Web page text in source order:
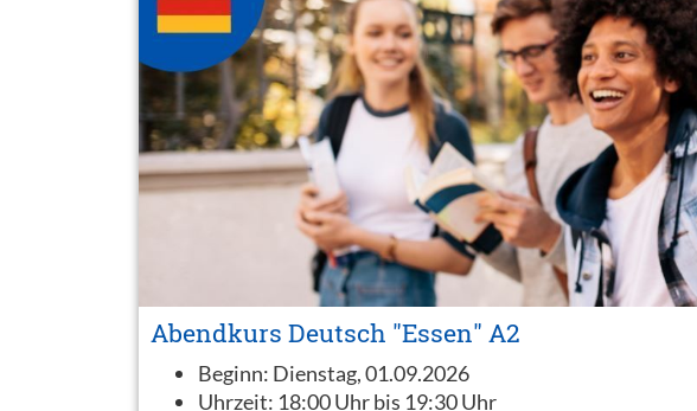
Abendkurs Deutsch "Essen" A2
Beginn: Dienstag, 01.09.2026
Uhrzeit: 18:00 Uhr bis 19:30 Uhr